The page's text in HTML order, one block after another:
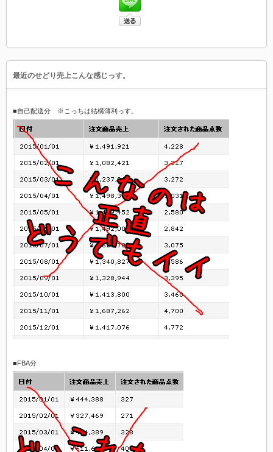
最近のせどり売上こんな感じっす。
■自己配送分 ※こっちは結構薄利っす。
■FBA分